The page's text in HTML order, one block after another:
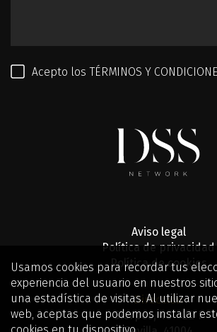
Acepto los TÉRMINOS Y
Aviso legal
Política de privacidad
Política de cookies
Dirección
Sierpes, 48 - 2º F
Usamos cookies para recordar tus
experiencia del usuario en nuestros
una estadística de visitas. Al utilizar
web, aceptas que podemos instalar